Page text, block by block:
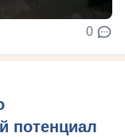
0
потенциал